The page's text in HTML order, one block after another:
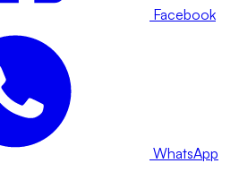
Facebook
WhatsApp